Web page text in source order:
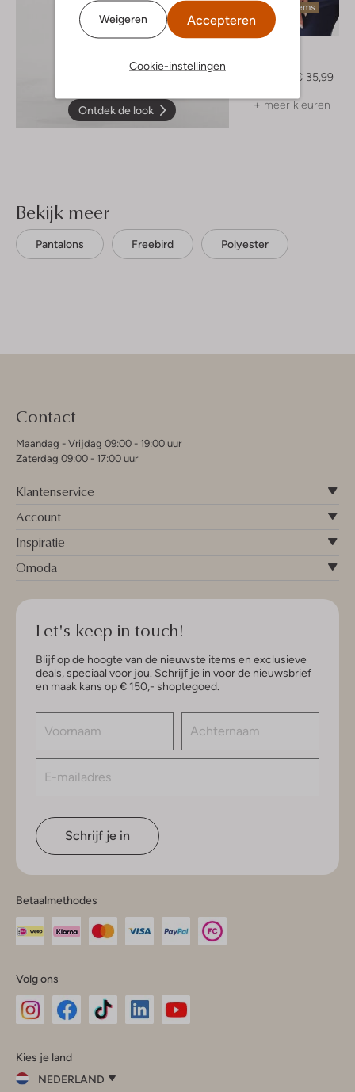
Weigeren Accepteren
Cookie-instellingen
Ontdek de look
Laatste items
-60%
€ 35,99
+ meer kleuren
Bekijk meer
Pantalons Freebird Polyester
Contact
Maandag - Vrijdag 09:00 - 19:00 uur
Zaterdag 09:00 - 17:00 uur
Klantenservice
Account
Inspiratie
Omoda
Let's keep in touch!
Blijf op de hoogte van de nieuwste items en exclusieve
deals, speciaal voor jou. Schrijf je in voor de nieuwsbrief
en maak kans op € 150,- shoptegoed.
Schrijf je in
Betaalmethodes
Volg ons
InstagramFacebook
Kies je land
NEDERLAND